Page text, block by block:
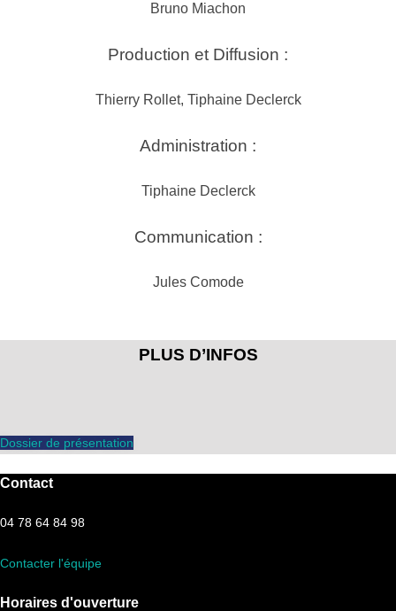
Bruno Miachon
Production et Diffusion :
Thierry Rollet, Tiphaine Declerck
Administration :
Tiphaine Declerck
Communication :
Jules Comode
PLUS D’INFOS
Dossier de présentation
Contact
04 78 64 84 98
Contacter l'équipe
Horaires d'ouverture